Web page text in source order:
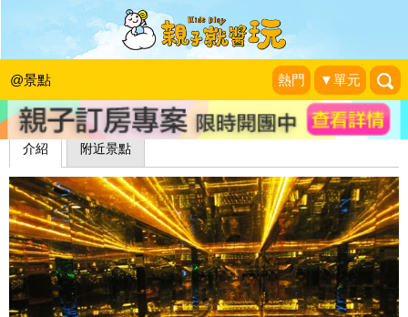
@景點 熱門 ▼單元
台灣玻璃館
藍子兄弟
介紹 附近景點